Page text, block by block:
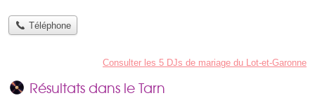
Téléphone
Consulter les 5 DJs de mariage du Lot-et-Garonne
Résultats dans le Tarn